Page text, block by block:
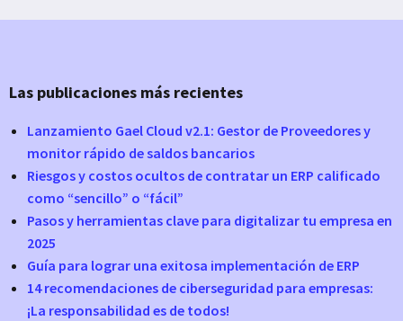
Las publicaciones más recientes
Lanzamiento Gael Cloud v2.1: Gestor de Proveedores y
monitor rápido de saldos bancarios
Riesgos y costos ocultos de contratar un ERP calificado
como “sencillo” o “fácil”
Pasos y herramientas clave para digitalizar tu empresa en
2025
Guía para lograr una exitosa implementación de ERP
14 recomendaciones de ciberseguridad para empresas:
¡La responsabilidad es de todos!